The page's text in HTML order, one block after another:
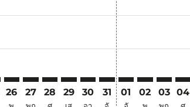
26 27 28 29 30 31 01 02 03 04